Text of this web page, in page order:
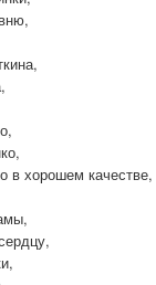
в хорошем качестве,